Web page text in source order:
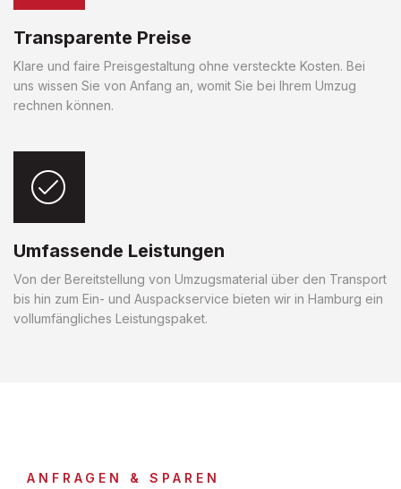
Transparente Preise
Klare und faire Preisgestaltung ohne versteckte Kosten. Bei
uns wissen Sie von Anfang an, womit Sie bei Ihrem Umzug
rechnen können.
Umfassende Leistungen
Von der Bereitstellung von Umzugsmaterial über den Transport
bis hin zum Ein- und Auspackservice bieten wir in Hamburg ein
vollumfängliches Leistungspaket.
ANFRAGEN & SPAREN